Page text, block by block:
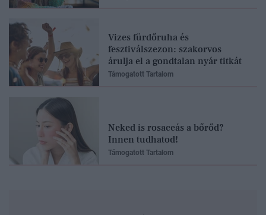
Vizes fürdőruha és
fesztiválszezon: szakorvos
árulja el a gondtalan nyár titkát
Támogatott Tartalom
Neked is rosaceás a bőrőd?
Innen tudhatod!
Támogatott Tartalom